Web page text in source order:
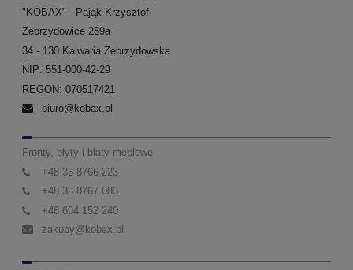
"KOBAX" - Pająk Krzysztof
Zebrzydowice 289a
34 - 130 Kalwaria Zebrzydowska
NIP: 551-000-42-29
REGON: 070517421
biuro@kobax.pl
Fronty, płyty i blaty meblowe
+48 33 8766 223
+48 33 8767 083
+48 604 152 240
zakupy@kobax.pl